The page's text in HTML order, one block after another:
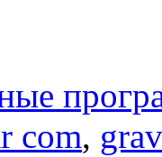
com,